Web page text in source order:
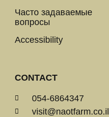
Часто задаваемые
вопросы
Accessibility
CONTACT
054-6864347
visit@naotfarm.co.il